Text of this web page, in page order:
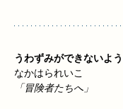
うわずみができないよ
なかはられいこ
「冒険者たちへ」